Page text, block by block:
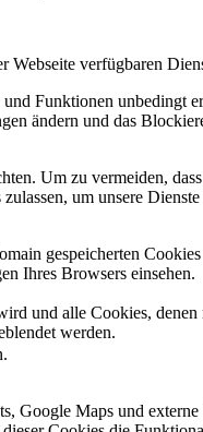
verfügbaren
Funktionen
ändern und das
Um zu vermeiden,
um unsere
gespeicherten
Ihres Browsers einsehen.
und alle Cookies,
werden.
Google Maps und